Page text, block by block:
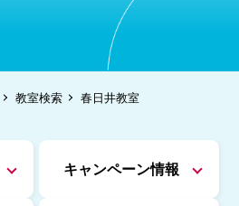
教室検索 春日井教室
キャンペーン情報